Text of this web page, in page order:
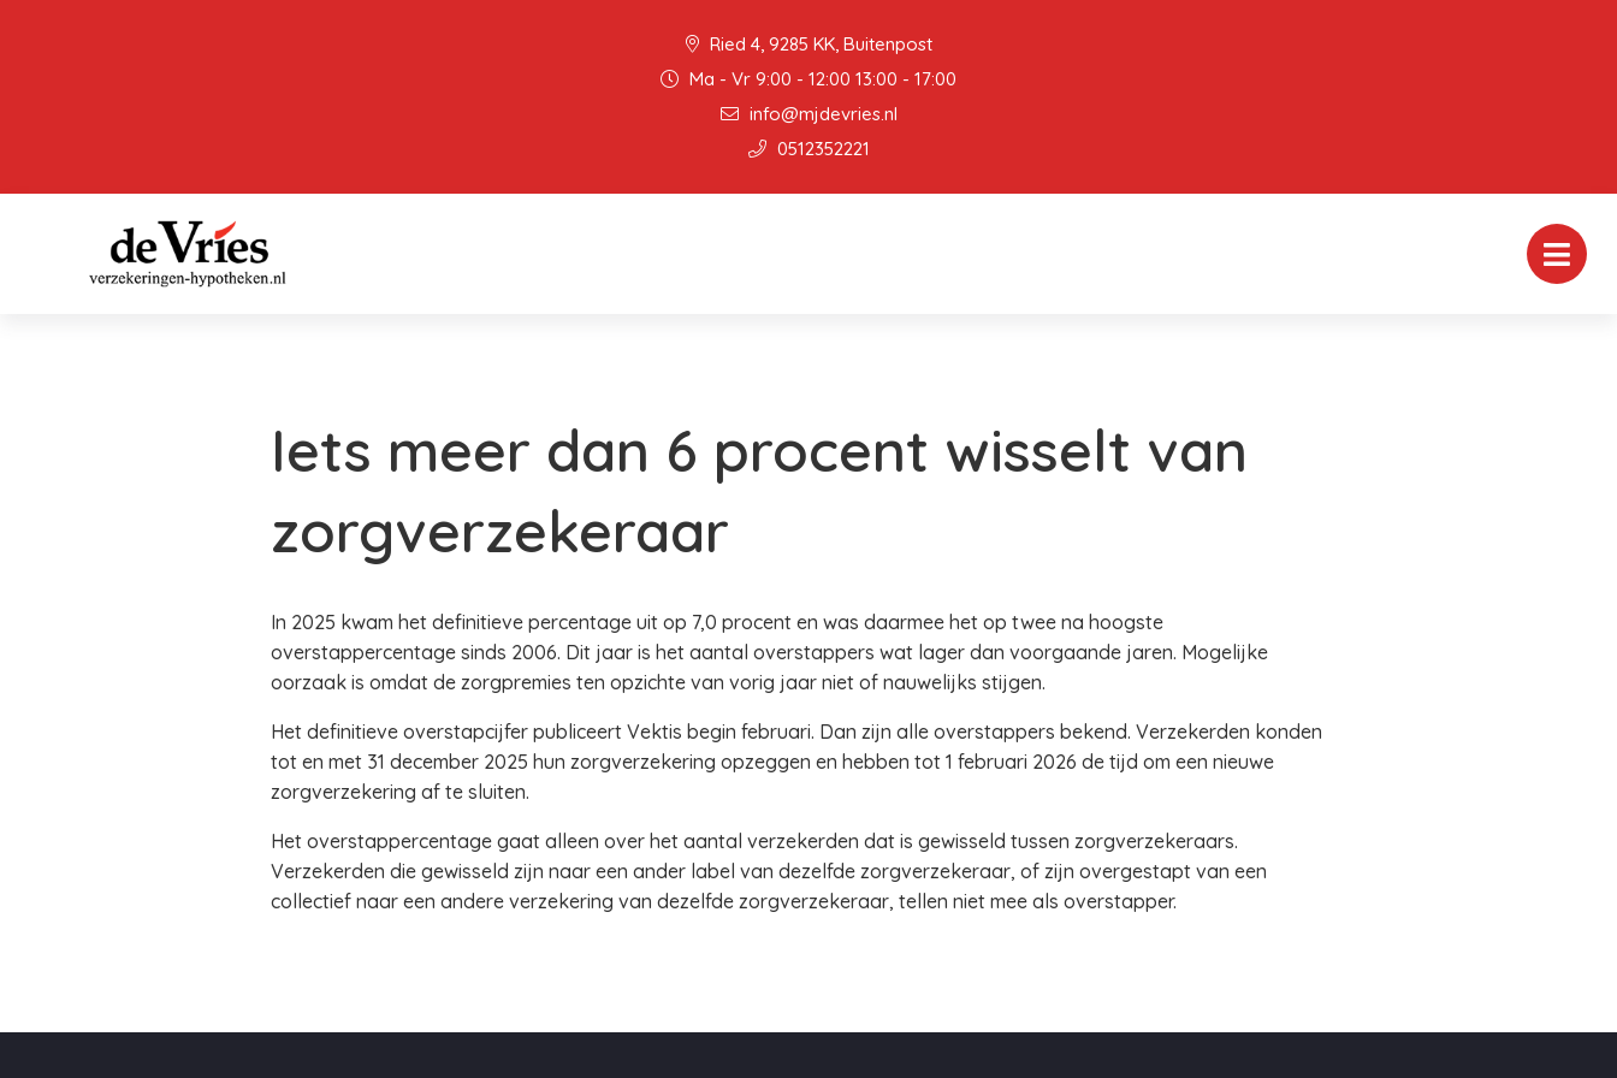
Ried 4, 9285 KK, Buitenpost
Ma - Vr 9:00 - 12:00 13:00 - 17:00
info@mjdevries.nl
0512352221
Iets meer dan 6 procent wisselt van
zorgverzekeraar
In 2025 kwam het definitieve percentage uit op 7,0 procent en was daarmee het op twee na hoogste
overstappercentage sinds 2006. Dit jaar is het aantal overstappers wat lager dan voorgaande jaren. Mogelijke
oorzaak is omdat de zorgpremies ten opzichte van vorig jaar niet of nauwelijks stijgen.
Het definitieve overstapcijfer publiceert Vektis begin februari. Dan zijn alle overstappers bekend. Verzekerden konden
tot en met 31 december 2025 hun zorgverzekering opzeggen en hebben tot 1 februari 2026 de tijd om een nieuwe
zorgverzekering af te sluiten.
Het overstappercentage gaat alleen over het aantal verzekerden dat is gewisseld tussen zorgverzekeraars.
Verzekerden die gewisseld zijn naar een ander label van dezelfde zorgverzekeraar, of zijn overgestapt van een
collectief naar een andere verzekering van dezelfde zorgverzekeraar, tellen niet mee als overstapper.